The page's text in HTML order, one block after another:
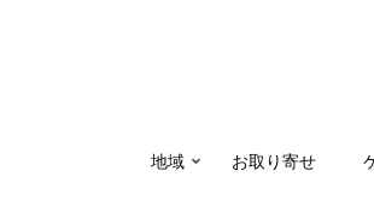
地域 お取り寄せ